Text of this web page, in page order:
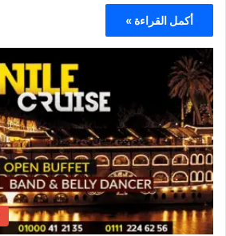
أكمل القراءة »